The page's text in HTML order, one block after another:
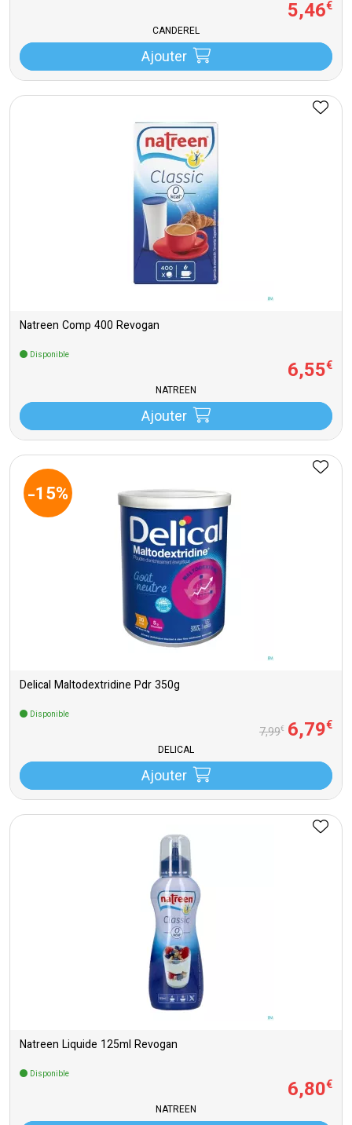
5,46€
CANDEREL
Ajouter
Natreen Comp 400 Revogan
Disponible
6,55€
NATREEN
Ajouter
-15%
Delical Maltodextridine Pdr 350g
Disponible
7,99€ 6,79€
DELICAL
Ajouter
Natreen Liquide 125ml Revogan
Disponible
6,80€
NATREEN